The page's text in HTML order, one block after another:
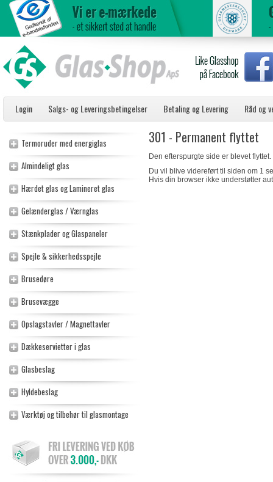
Login Salgs- og Leveringsbetingelser Betaling og Levering Råd og
Termoruder med energiglas
Almindeligt glas
Hærdet glas og Lamineret glas
Gelænderglas / Værnglas
Stænkplader og Glaspaneler
Spejle & sikkerhedsspejle
Brusedøre
Brusevægge
Opslagstavler / Magnettavler
Dækkeservietter i glas
Glasbeslag
Hyldebeslag
Værktøj og tilbehør til glasmontage
301 - Permanent flyttet
Den efterspurgte side er blevet flyttet.
Du vil blive videreført til siden om 1
Hvis din browser ikke understøtter